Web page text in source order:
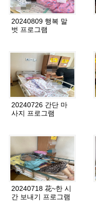
20240809 행복 말
벗 프로그램
20240726 간단 마
사지 프로그램
20240718 花~한 시
간 보내기 프로그램